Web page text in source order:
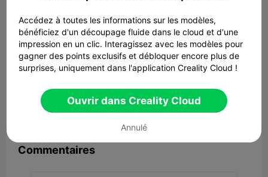
Toothless

Commentaires
Accédez à toutes les informations sur les modèles,
bénéficiez d'un découpage fluide dans le cloud et d'une
impression en un clic. Interagissez avec les modèles pour
gagner des points exclusifs et débloquer encore plus de
surprises, uniquement dans l'application Creality Cloud !
Ouvrir dans Creality Cloud
Annulé